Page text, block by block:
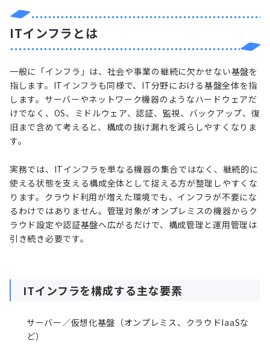
ITインフラとは
一般に「インフラ」は、社会や事業の継続に欠かせない基盤を
指します。ITインフラも同様で、IT分野における基盤全体を指
します。サーバーやネットワーク機器のようなハードウェアだ
けでなく、OS、ミドルウェア、認証、監視、バックアップ、復
旧まで含めて考えると、構成の抜け漏れを減らしやすくなりま
す。
実務では、ITインフラを単なる機器の集合ではなく、継続的に
使える状態を支える構成全体として捉える方が整理しやすくな
ります。クラウド利用が増えた環境でも、インフラが不要にな
るわけではありません。管理対象がオンプレミスの機器からク
ラウド設定や認証基盤へ広がるだけで、構成管理と運用管理は
引き続き必要です。
ITインフラを構成する主な要素
サーバー／仮想化基盤（オンプレミス、クラウドIaaSな
ど）